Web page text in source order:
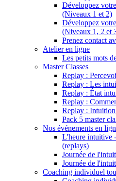
Développez
(Niveaux 1 et 2)
Développez
(Niveaux 1, 2 et
Prenez contact
Atelier en ligne
Les petits mots
Master Classes
Replay :
Replay : Les
Replay : État
Replay :
Replay :
Pack 5 master
Nos événements en
L'heure intuitive
(replays)
Journée de
Journée de
Coaching individuel